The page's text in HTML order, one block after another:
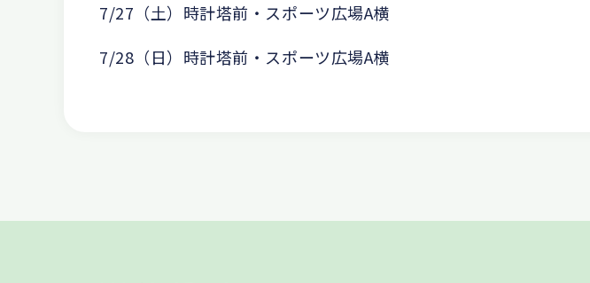
7/27（土）時計塔前・スポーツ広場A横
7/28（日）時計塔前・スポーツ広場A横